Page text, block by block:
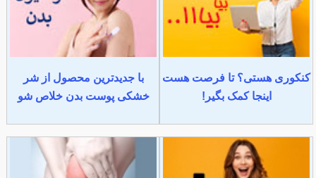
کنکوری هستی؟ تا فرصت هست
اینجا کمک بگیر!
با جدیدترین محصول از شر
خشکی پوست بدن خلاص شو